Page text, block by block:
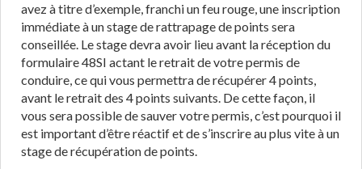
avez à titre d’exemple, franchi un feu rouge, une inscription
immédiate à un stage de rattrapage de points sera
conseillée. Le stage devra avoir lieu avant la réception du
formulaire 48SI actant le retrait de votre permis de
conduire, ce qui vous permettra de récupérer 4 points,
avant le retrait des 4 points suivants. De cette façon, il
vous sera possible de sauver votre permis, c’est pourquoi il
est important d’être réactif et de s’inscrire au plus vite à un
stage de récupération de points.